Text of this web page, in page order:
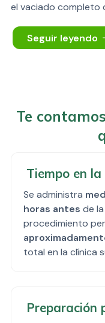
el vaciado completo
El procedimiento se
uterina guiada por
local y sedación
Seguir leyendo
Te
Tiempo en la
Se administra
horas antes de
procedimiento
total en la clínica
Preparación